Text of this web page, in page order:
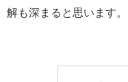
解も深まると思います。